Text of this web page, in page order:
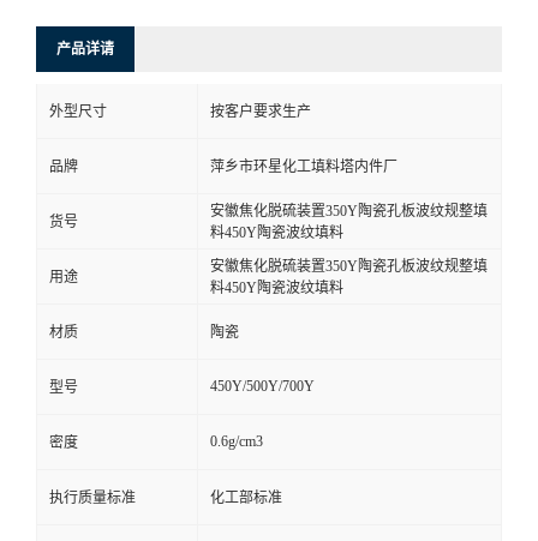
产品详请
外型尺寸 按客户要求生产
品牌 萍乡市环星化工填料塔内件厂
货号
安徽焦化脱硫装置350Y陶瓷孔板波纹规整填
料450Y陶瓷波纹填料
用途
安徽焦化脱硫装置350Y陶瓷孔板波纹规整填
料450Y陶瓷波纹填料
材质 陶瓷
型号 450Y/500Y/700Y
密度 0.6g/cm3
执行质量标准 化工部标准